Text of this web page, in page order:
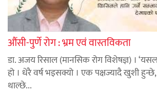
औंसी-पुर्णे रोग : भ्रम एवं वास्तविकता
डा. अजय रिसाल (मानसिक रोग विशेषज्ञ) ।
हो । धेरै वर्ष भइसक्यो । एक पक्षज्यादै खुशी
थाल्छे...